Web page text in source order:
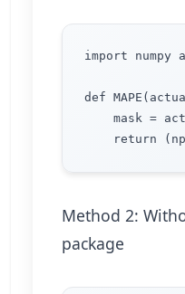
import numpy
def
mask =
Method 2:
package